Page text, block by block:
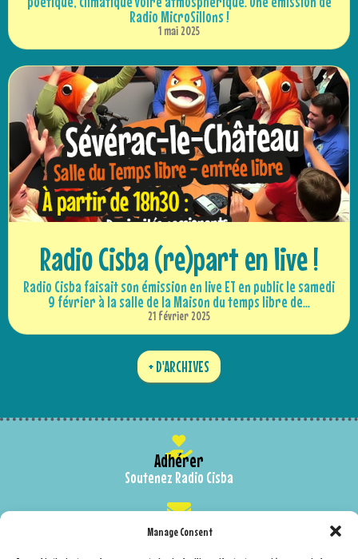
Manage Consent
Radio MicroSillons !
1 mai 2025
Radio Cisba (re)part en live !
Radio Cisba faisait son émission en live ET en public le samedi
9 février à la salle de la Maison du temps libre de...
21 février 2025
+ D'ARCHIVES
Adhérer
Soutenez Radio Cisba
Contactez-nous
Nous envoyer un message